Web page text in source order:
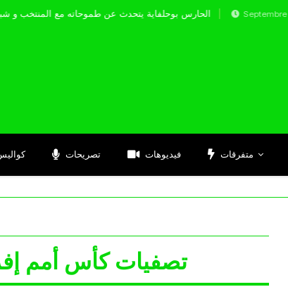
الحارس بوحلفاية يتحدث عن طموحاته مع Septembre 17, 2024
تصريحات فيديوهات متفرقات
تصفيات كأس أمم